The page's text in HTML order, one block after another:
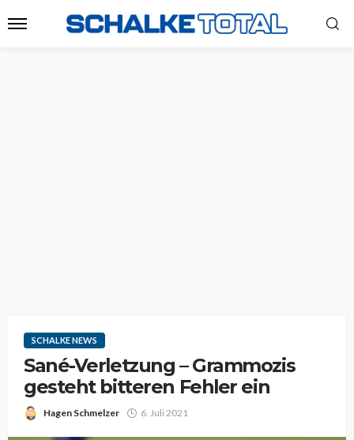
SCHALKE NEWS
Sané-Verletzung – Grammozis
gesteht bitteren Fehler ein
Hagen Schmelzer 6. Juli 2021